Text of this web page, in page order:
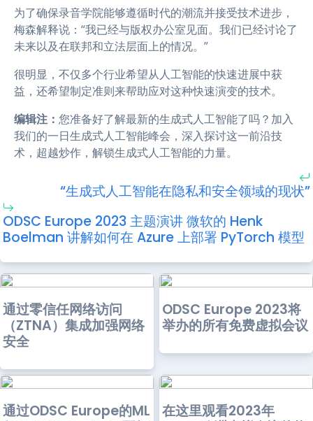
为了确保录音学院能够遵循时代的潮流并接受技术进步，
梅森解释说：“我已经与版权办公室见面。我们已经讨论了
未来以及在联邦和立法层面上的情况。”
很明显，不仅多个行业希望从人工智能的快速进展中获
益，还希望制定准则来帮助应对这种快速演变的技术。
编辑注： 您准备好了解最新的生成式人工智能了吗？加入
我们的一日生成式人工智能峰会，深入探讨这一前沿技
术，超越炒作，解锁生成式人工智能的力量。
“生成式人工智能在隐私和安全领域的现状”
ODSC Europe 2023 主题演讲 微软的 Henk
Boelman 讲解如何在 Azure 上部署 PyTorch 模型
通过零信任网络访问
（ZTNA）集成加强网络
安全
ODSC Europe 2023将
举办的所有免费虚拟会议
通过ODSC Europe的ML
在这里观看2023年